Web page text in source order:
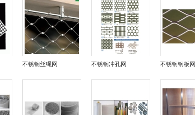
不锈钢丝绳网 不锈钢冲孔网 不锈钢钢板网